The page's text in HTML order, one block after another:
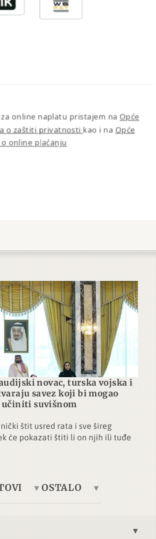
online naplatu pristajem na Opće
o zaštiti privatnosti kao i na Opće
online plaćanju
novac, turska vojska i
savez koji bi mogao
suvišnom
štit usred rata i sve šireg
će pokazati štiti li on njih ili tuđe
OSTALO